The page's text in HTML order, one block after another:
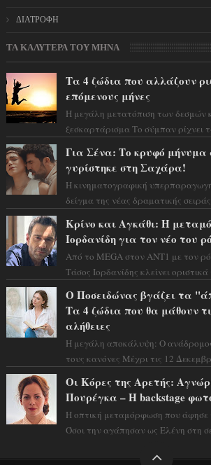
ΔΙΑΤΡΟΦΗ
ΤΑ ΚΑΛΥΤΕΡΑ ΤΟΥ ΜΗΝΑ
Τα 4 ζώδια που αλλάζουν
επόμενους μήνες
Η μεγάλη μετατόπιση των δεσμών
ξεσκαρτάρισμα Το σύμπαν ρίχνει
Για Σένα: Το κρυφό μήνυμα
γυρίστηκε στη Σαχάρα!
Η κινηματογραφική
δείγμα της νέας δραματικής
Κρίνο και Αγκάθι: Η
Ιορδανίδη για τον νέο του
Από το MEGA στον ΑΝΤ1 με τον
Τάσος Ιορδανίδης κλείνει
Ο Ποσειδώνας βγάζει τα
Τα 4 ζώδια που θα μάθουν
αλήθειες
Η μεγάλη αποκάλυψη: Ο
τους κανόνες Μέχρι τις 12
Οι Κόρες της Αρετής:
Πουρέγκα – H backstage
Η οπτική μεταμόρφωση που άφησε
Όσοι την αγάπησαν ως Ελένη στη